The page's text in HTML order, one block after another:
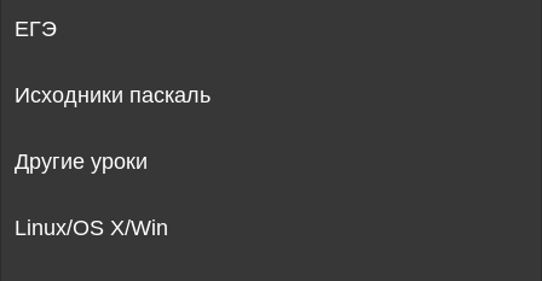
ЕГЭ
Исходники паскаль
Другие уроки
Linux/OS X/Win